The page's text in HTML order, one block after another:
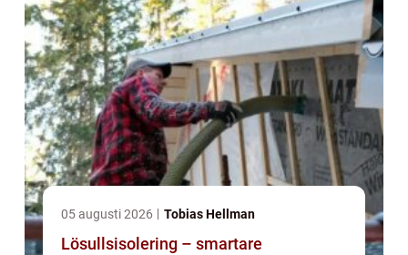
05 augusti 2026 Tobias Hellman
Lösullsisolering – smartare